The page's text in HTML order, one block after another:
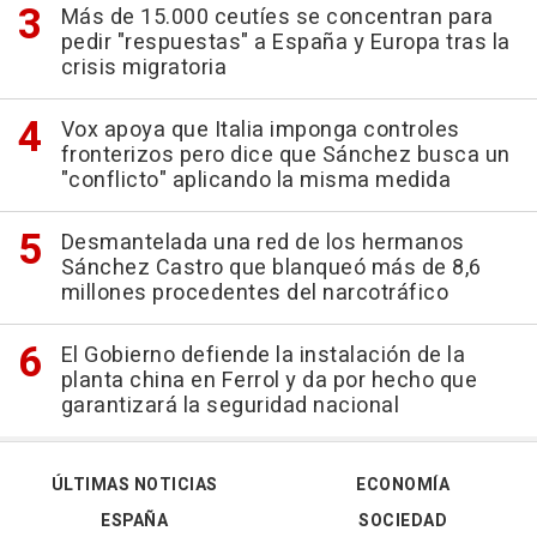
Más de 15.000 ceutíes se concentran para
pedir "respuestas" a España y Europa tras la
crisis migratoria
Vox apoya que Italia imponga controles
fronterizos pero dice que Sánchez busca un
"conflicto" aplicando la misma medida
Desmantelada una red de los hermanos
Sánchez Castro que blanqueó más de 8,6
millones procedentes del narcotráfico
El Gobierno defiende la instalación de la
planta china en Ferrol y da por hecho que
garantizará la seguridad nacional
ÚLTIMAS NOTICIAS
ESPAÑA
ECONOMÍA
SOCIEDAD